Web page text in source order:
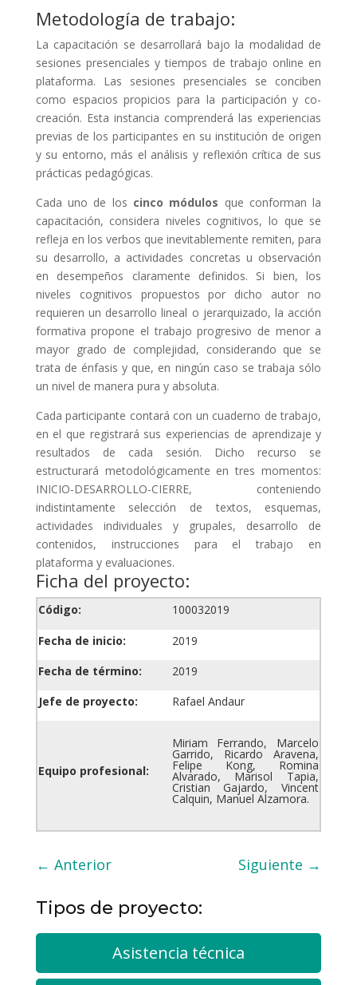
Metodología de trabajo:
La capacitación se desarrollará bajo la modalidad de
sesiones presenciales y tiempos de trabajo online en
plataforma. Las sesiones presenciales se conciben
como espacios propicios para la participación y co-
creación. Esta instancia comprenderá las experiencias
previas de los participantes en su institución de origen
y su entorno, más el análisis y reflexión crítica de sus
prácticas pedagógicas.
Cada uno de los cinco módulos que conforman la
capacitación, considera niveles cognitivos, lo que se
refleja en los verbos que inevitablemente remiten, para
su desarrollo, a actividades concretas u observación
en desempeños claramente definidos. Si bien, los
niveles cognitivos propuestos por dicho autor no
requieren un desarrollo lineal o jerarquizado, la acción
formativa propone el trabajo progresivo de menor a
mayor grado de complejidad, considerando que se
trata de énfasis y que, en ningún caso se trabaja sólo
un nivel de manera pura y absoluta.
Cada participante contará con un cuaderno de trabajo,
en el que registrará sus experiencias de aprendizaje y
resultados de cada sesión. Dicho recurso se
estructurará metodológicamente en tres momentos:
INICIO-DESARROLLO-CIERRE, conteniendo
indistintamente selección de textos, esquemas,
actividades individuales y grupales, desarrollo de
contenidos, instrucciones para el trabajo en
plataforma y evaluaciones.
Ficha del proyecto:
Código: 100032019
Fecha de inicio:
2019
Fecha de término:
2019
Jefe de proyecto:
Rafael Andaur
Equipo profesional:
Miriam Ferrando, Marcelo
Garrido, Ricardo Aravena,
Felipe Kong, Romina
Alvarado, Marisol Tapia,
Cristian Gajardo, Vincent
Calquin, Manuel Alzamora.
← Anterior Siguiente →
Tipos de proyecto:
Asistencia técnica